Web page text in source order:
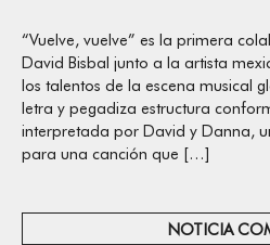
“Vuelve, vuelve” es la primera
David Bisbal junto a la artista
los talentos de la escena musical
letra y pegadiza estructura
interpretada por David y Danna,
para una canción que […]
NOTICIA